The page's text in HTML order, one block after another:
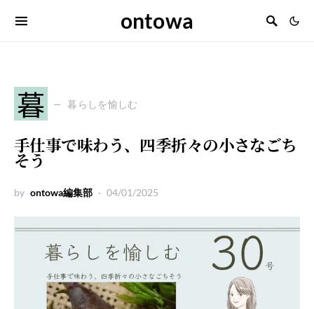
ontowa
暮 暮らしを愉しむ
手仕事で味わう、四季折々の小さなごち
そう
by ontowa編集部 04/01/2025